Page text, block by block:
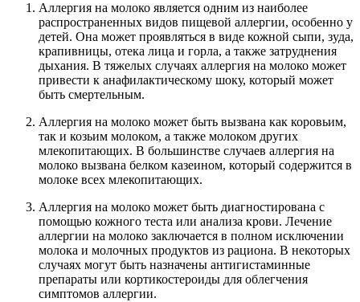
Аллергия на молоко является одним из наиболее
распространенных видов пищевой аллергии, особенно у
детей. Она может проявляться в виде кожной сыпи, зуда,
крапивницы, отека лица и горла, а также затруднения
дыхания. В тяжелых случаях аллергия на молоко может
привести к анафилактическому шоку, который может
быть смертельным.
Аллергия на молоко может быть вызвана как коровьим,
так и козьим молоком, а также молоком других
млекопитающих. В большинстве случаев аллергия на
молоко вызвана белком казеином, который содержится в
молоке всех млекопитающих.
Аллергия на молоко может быть диагностирована с
помощью кожного теста или анализа крови. Лечение
аллергии на молоко заключается в полном исключении
молока и молочных продуктов из рациона. В некоторых
случаях могут быть назначены антигистаминные
препараты или кортикостероиды для облегчения
симптомов аллергии.